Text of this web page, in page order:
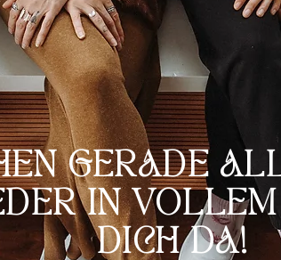
GERADE
IN
DICH DA!